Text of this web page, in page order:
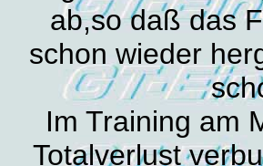
ab,so daß das
schon wieder
Im Training am
Totalverlust